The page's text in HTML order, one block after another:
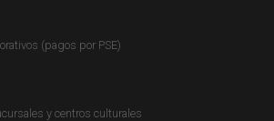
(pagos por PSE)
y centros culturales